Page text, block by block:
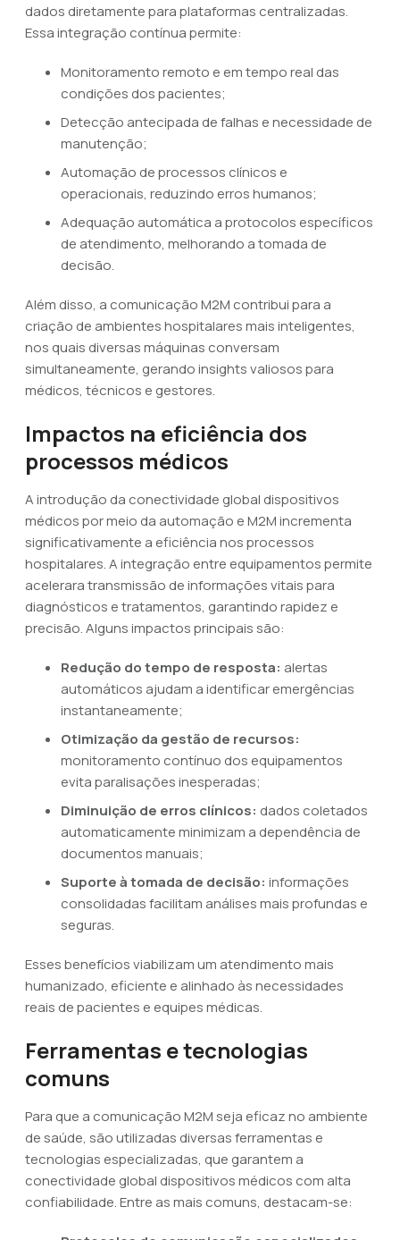
dados diretamente para plataformas centralizadas.
Essa integração contínua permite:
Monitoramento remoto e em tempo real das
condições dos pacientes;
Detecção antecipada de falhas e necessidade de
manutenção;
Automação de processos clínicos e
operacionais, reduzindo erros humanos;
Adequação automática a protocolos específicos
de atendimento, melhorando a tomada de
decisão.
Além disso, a comunicação M2M contribui para a
criação de ambientes hospitalares mais inteligentes,
nos quais diversas máquinas conversam
simultaneamente, gerando insights valiosos para
médicos, técnicos e gestores.
Impactos na eficiência dos
processos médicos
A introdução da conectividade global dispositivos
médicos por meio da automação e M2M incrementa
significativamente a eficiência nos processos
hospitalares. A integração entre equipamentos permite
acelerara transmissão de informações vitais para
diagnósticos e tratamentos, garantindo rapidez e
precisão. Alguns impactos principais são:
Redução do tempo de resposta: alertas
automáticos ajudam a identificar emergências
instantaneamente;
Otimização da gestão de recursos:
monitoramento contínuo dos equipamentos
evita paralisações inesperadas;
Diminuição de erros clínicos: dados coletados
automaticamente minimizam a dependência de
documentos manuais;
Suporte à tomada de decisão: informações
consolidadas facilitam análises mais profundas e
seguras.
Esses benefícios viabilizam um atendimento mais
humanizado, eficiente e alinhado às necessidades
reais de pacientes e equipes médicas.
Ferramentas e tecnologias
comuns
Para que a comunicação M2M seja eficaz no ambiente
de saúde, são utilizadas diversas ferramentas e
tecnologias especializadas, que garantem a
conectividade global dispositivos médicos com alta
confiabilidade. Entre as mais comuns, destacam-se: